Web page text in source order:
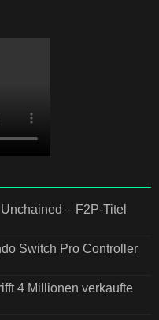
– F2P-Titel
Switch Pro Controller
4 Millionen verkaufte